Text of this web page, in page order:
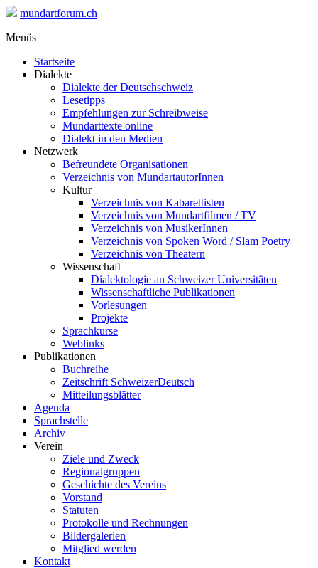
mundartforum.ch
Menüs
Startseite
Dialekte
Dialekte der Deutschschweiz
Lesetipps
Empfehlungen zur Schreibweise
Mundarttexte online
Dialekt in den Medien
Netzwerk
Befreundete Organisationen
Verzeichnis von MundartautorInnen
Kultur
Verzeichnis von Kabarettisten
Verzeichnis von Mundartfilmen / TV
Verzeichnis von MusikerInnen
Verzeichnis von Spoken Word / Slam Poetry
Verzeichnis von Theatern
Wissenschaft
Dialektologie an Schweizer Universitäten
Wissenschaftliche Publikationen
Vorlesungen
Projekte
Sprachkurse
Weblinks
Publikationen
Buchreihe
Zeitschrift SchweizerDeutsch
Mitteilungsblätter
Agenda
Sprachstelle
Archiv
Verein
Ziele und Zweck
Regionalgruppen
Geschichte des Vereins
Vorstand
Statuten
Protokolle und Rechnungen
Bildergalerien
Mitglied werden
Kontakt